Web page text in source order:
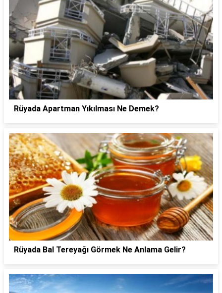
Rüyada Apartman Yıkılması Ne Demek?
Rüyada Bal Tereyağı Görmek Ne Anlama Gelir?